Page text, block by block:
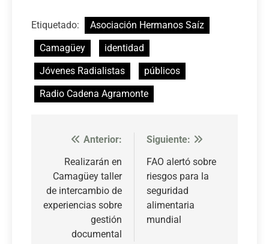
Etiquetado:
Asociación Hermanos Saíz
Camagüey
identidad
Jóvenes Radialistas
públicos
Radio Cadena Agramonte
Navegación
entradas
Anterior:
Realizarán en
Camagüey taller
de intercambio de
experiencias sobre
gestión
documental
Siguiente:
FAO alertó sobre
riesgos para la
seguridad
alimentaria
mundial